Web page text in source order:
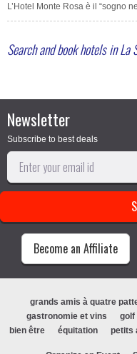
L’Hotel Monte Rosa è il “sogno
Search and book hotels in La
Newsletter
Subscribe to best deals
Become an Affiliate
grands amis à quatre
gastronomie et vins
golf
bien être
équitation petits